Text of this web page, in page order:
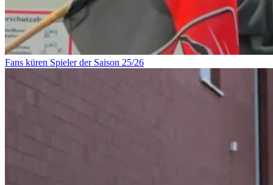
Fans küren Spieler der Saison 25/26